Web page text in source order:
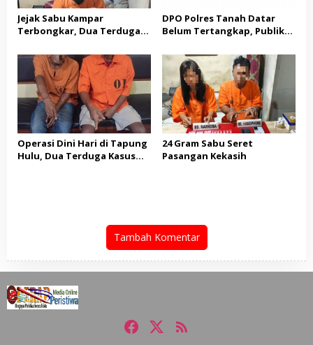
Jejak Sabu Kampar
Terbongkar, Dua Terduga
Berbeda
DPO Polres Tanah Datar
Belum Tertangkap, Publik
Operasi Dini Hari di Tapung
Hulu, Dua Terduga Kasus
24 Gram Sabu Seret
Pasangan Kekasih
Tambah Komentar